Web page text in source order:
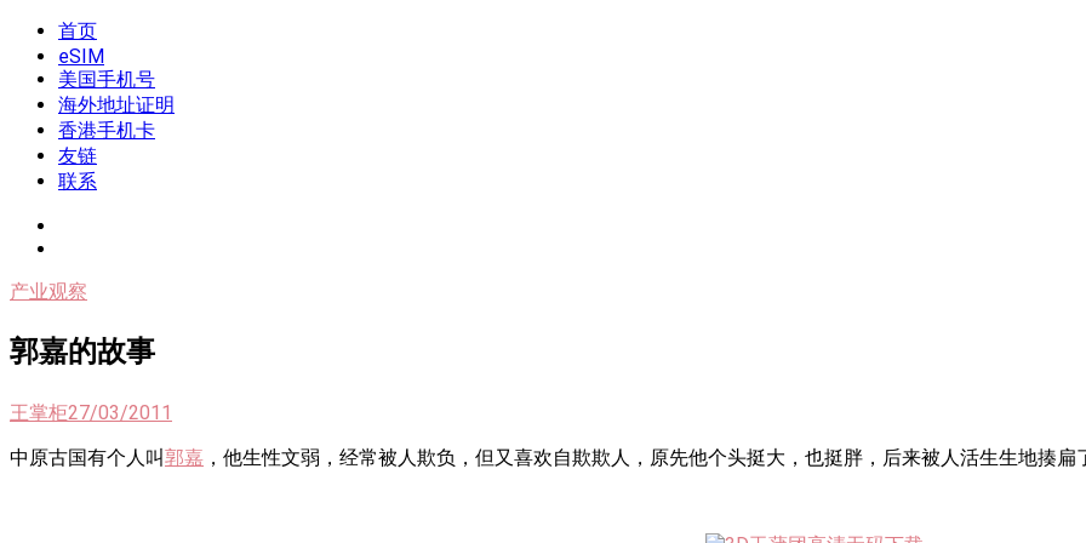
Skip
content
我是王掌柜
新闻酸菜馆|极客电台|自媒体联盟
首页
eSIM
美国手机号
海外地址证明
香港手机卡
友链
联系
产业观察
郭嘉的故事
王掌柜27/03/2011
中原古国有个人叫郭嘉 ，他生性文弱，经常被人欺负，但又喜欢自欺欺人，原先他个头挺大，也挺胖，后来被人活生生地揍扁